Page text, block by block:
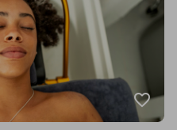
favorite_border